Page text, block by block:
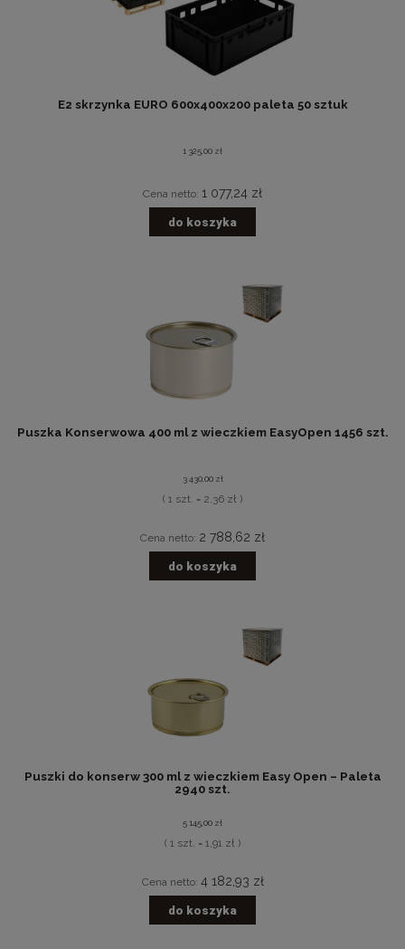
E2 skrzynka EURO 600x400x200 paleta 50 sztuk
1 325,00 zł
Cena netto: 1 077,24 zł
do koszyka
Puszka Konserwowa 400 ml z wieczkiem EasyOpen 1456 szt.
3 430,00 zł
( 1 szt. = 2,36 zł )
Cena netto: 2 788,62 zł
do koszyka
Puszki do konserw 300 ml z wieczkiem Easy Open – Paleta
2940 szt.
5 145,00 zł
( 1 szt. = 1,91 zł )
Cena netto: 4 182,93 zł
do koszyka